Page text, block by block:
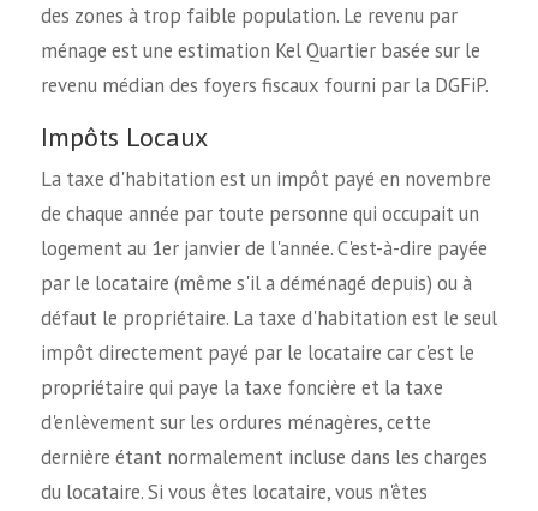
des zones à trop faible population. Le revenu par
ménage est une estimation Kel Quartier basée sur le
revenu médian des foyers fiscaux fourni par la DGFiP.
Impôts Locaux
La taxe d'habitation est un impôt payé en novembre
de chaque année par toute personne qui occupait un
logement au 1er janvier de l'année. C'est-à-dire payée
par le locataire (même s'il a déménagé depuis) ou à
défaut le propriétaire. La taxe d'habitation est le seul
impôt directement payé par le locataire car c'est le
propriétaire qui paye la taxe foncière et la taxe
d'enlèvement sur les ordures ménagères, cette
dernière étant normalement incluse dans les charges
du locataire. Si vous êtes locataire, vous n'êtes